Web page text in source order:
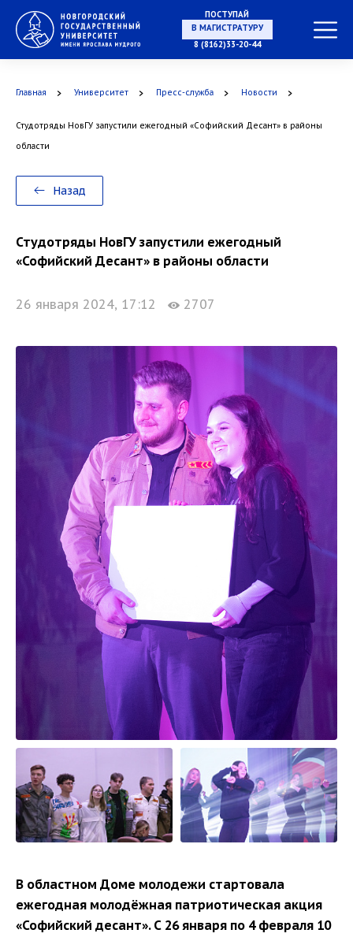
ПОСТУПАЙ
НА СПЕЦИАЛИТЕТ
В МАГИСТРАТУРУ
8 (8162)33-20-44
Главная Университет Пресс-служба Новости
Студотряды НовГУ запустили ежегодный «Софийский Десант» в районы
области
Назад
Студотряды НовГУ запустили ежегодный
«Софийский Десант» в районы области
26 января 2024, 17:12 2707
В областном Доме молодежи стартовала
ежегодная молодёжная патриотическая акция
«Софийский десант». С 26 января по 4 февраля 10